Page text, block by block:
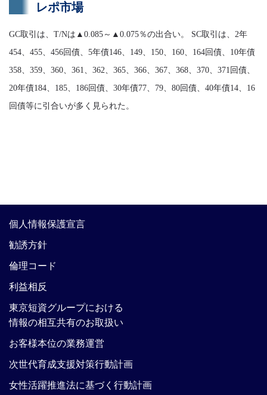
レポ市場
GC取引は、T/Nは▲0.085～▲0.075％の出合い。 SC取引は、2年
454、455、456回債、5年債146、149、150、160、164回債、10年債
358、359、360、361、362、365、366、367、368、370、371回債、
20年債184、185、186回債、30年債77、79、80回債、40年債14、16
回債等に引合いが多く見られた。
個人情報保護宣言
勧誘方針
倫理コード
利益相反
東京短資グループにおける
情報の相互共有のお取扱い
お客様本位の業務運営
次世代育成支援対策行動計画
女性活躍推進法に基づく行動計画